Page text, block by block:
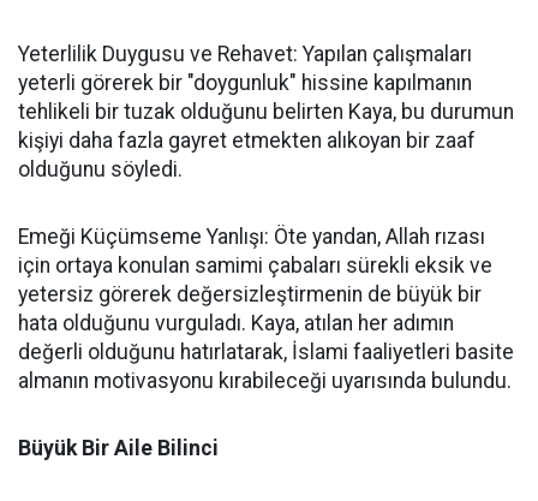
Yeterlilik Duygusu ve Rehavet: Yapılan çalışmaları
yeterli görerek bir "doygunluk" hissine kapılmanın
tehlikeli bir tuzak olduğunu belirten Kaya, bu durumun
kişiyi daha fazla gayret etmekten alıkoyan bir zaaf
olduğunu söyledi.
Emeği Küçümseme Yanlışı: Öte yandan, Allah rızası
için ortaya konulan samimi çabaları sürekli eksik ve
yetersiz görerek değersizleştirmenin de büyük bir
hata olduğunu vurguladı. Kaya, atılan her adımın
değerli olduğunu hatırlatarak, İslami faaliyetleri basite
almanın motivasyonu kırabileceği uyarısında bulundu.
Büyük Bir Aile Bilinci